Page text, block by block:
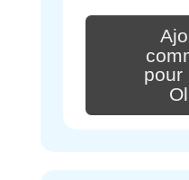
pour